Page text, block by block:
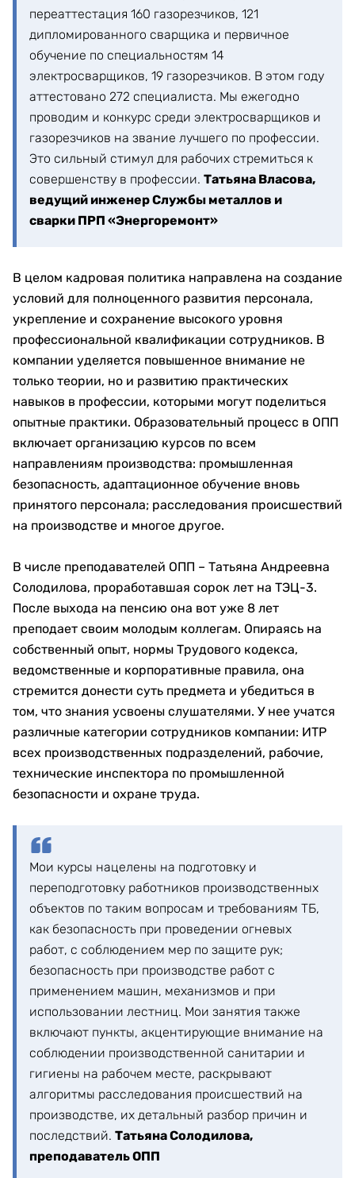
переаттестация 160 газорезчиков, 121
дипломированного сварщика и первичное
обучение по специальностям 14
электросварщиков, 19 газорезчиков. В этом году
аттестовано 272 специалиста. Мы ежегодно
проводим и конкурс среди электросварщиков и
газорезчиков на звание лучшего по профессии.
Это сильный стимул для рабочих стремиться к
совершенству в профессии. Татьяна Власова,
ведущий инженер Службы металлов и
сварки ПРП «Энергоремонт»
В целом кадровая политика направлена на создание
условий для полноценного развития персонала,
укрепление и сохранение высокого уровня
профессиональной квалификации сотрудников. В
компании уделяется повышенное внимание не
только теории, но и развитию практических
навыков в профессии, которыми могут поделиться
опытные практики. Образовательный процесс в ОПП
включает организацию курсов по всем
направлениям производства: промышленная
безопасность, адаптационное обучение вновь
принятого персонала; расследования происшествий
на производстве и многое другое.
В числе преподавателей ОПП – Татьяна Андреевна
Солодилова, проработавшая сорок лет на ТЭЦ-3.
После выхода на пенсию она вот уже 8 лет
преподает своим молодым коллегам. Опираясь на
собственный опыт, нормы Трудового кодекса,
ведомственные и корпоративные правила, она
стремится донести суть предмета и убедиться в
том, что знания усвоены слушателями. У нее учатся
различные категории сотрудников компании: ИТР
всех производственных подразделений, рабочие,
технические инспектора по промышленной
безопасности и охране труда.
Мои курсы нацелены на подготовку и
переподготовку работников производственных
объектов по таким вопросам и требованиям ТБ,
как безопасность при проведении огневых
работ, с соблюдением мер по защите рук;
безопасность при производстве работ с
применением машин, механизмов и при
использовании лестниц. Мои занятия также
включают пункты, акцентирующие внимание на
соблюдении производственной санитарии и
гигиены на рабочем месте, раскрывают
алгоритмы расследования происшествий на
производстве, их детальный разбор причин и
последствий. Татьяна Солодилова,
преподаватель ОПП